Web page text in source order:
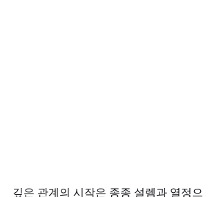
깊은 관계의 시작은 종종 설렘과 열정으